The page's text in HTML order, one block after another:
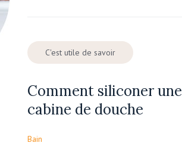
C'est utile de savoir
Comment siliconer une
cabine de douche
Bain